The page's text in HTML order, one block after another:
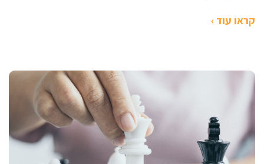
קראו עוד ›